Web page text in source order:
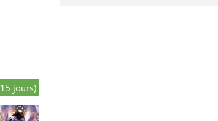
jours)